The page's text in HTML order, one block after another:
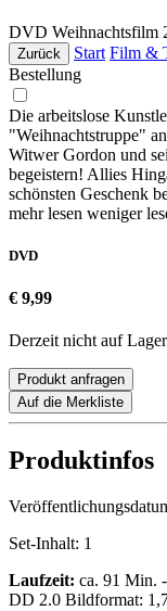
DVD Weihnachtsfilm
Zurück Start Film &
Bestellung
Die arbeitslose
"Weihnachtstruppe"
Witwer Gordon und
begeistern! Allies
schönsten Geschenk
mehr lesen weniger
DVD
€ 9,99
Derzeit nicht auf Lager
Produkt anfragen
Auf die Merkliste
Produktinfos
Set-Inhalt: 1
Laufzeit: ca. 91 Min.
DD 2.0 Bildformat: